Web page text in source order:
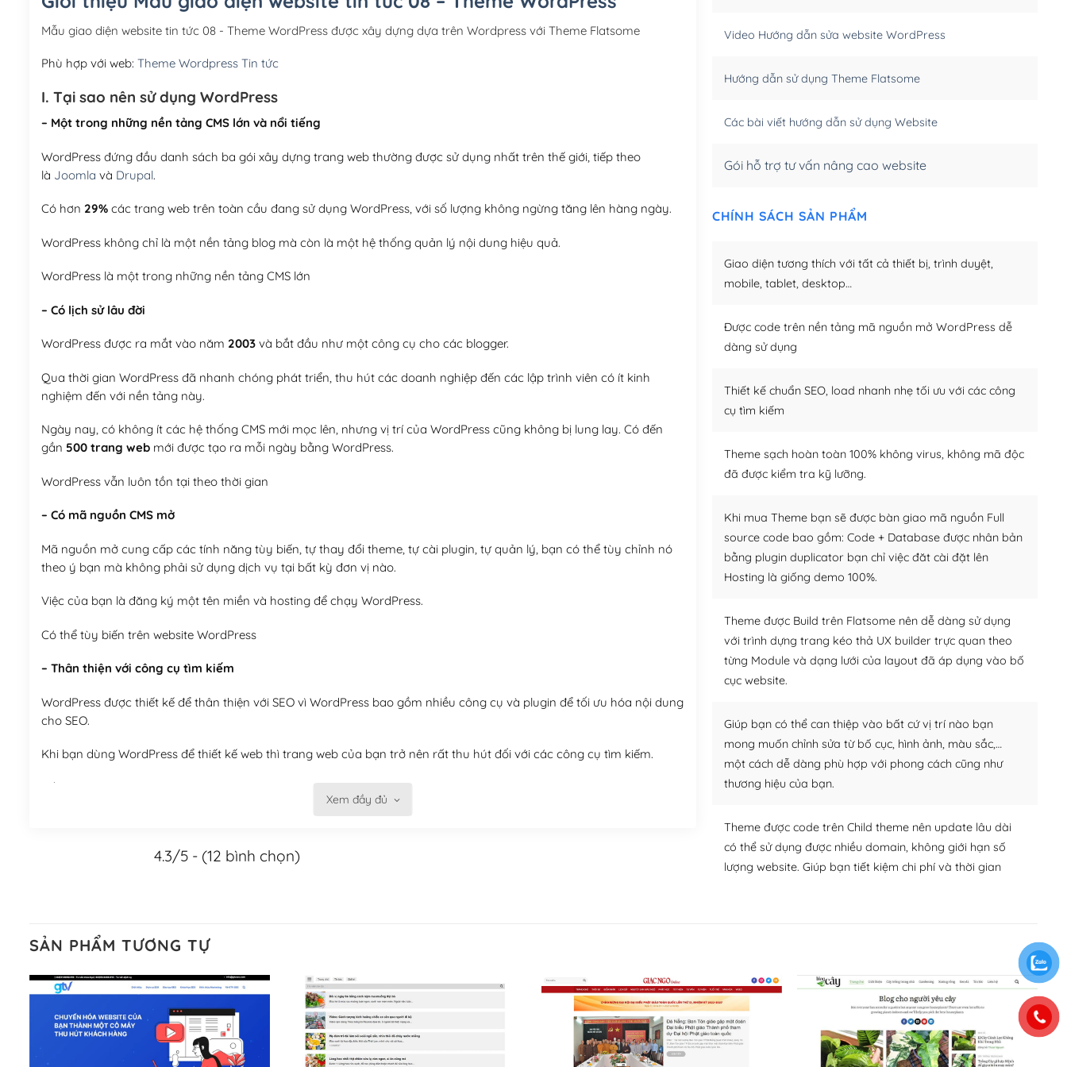
Hosting 3GB SSD (1 năm)
(+950,000₫)
Mẫu giao diện website tin tức 08 - Theme WordPress được xây dựng dựa trên Wordpress với Theme Flatsome
Phù hợp với web: Theme Wordpress Tin tức
I. Tại sao nên sử dụng WordPress
– Một trong những nền tảng CMS lớn và nổi tiếng
WordPress đứng đầu danh sách ba gói xây dựng trang web thường được sử dụng nhất trên thế giới, tiếp theo
là Joomla và Drupal.
Có hơn 29%các trang web trên toàn cầu đang sử dụng WordPress, với số lượng không ngừng tăng lên hàng ngày.
WordPress không chỉ là một nền tảng blog mà còn là một hệ thống quản lý nội dung hiệu quả.
WordPress là một trong những nền tảng CMS lớn
– Có lịch sử lâu đời
WordPress được ra mắt vào năm 2003và bắt đầu như một công cụ cho các blogger.
Qua thời gian WordPress đã nhanh chóng phát triển, thu hút các doanh nghiệp đến các lập trình viên có ít kinh
nghiệm đến với nền tảng này.
Ngày nay, có không ít các hệ thống CMS mới mọc lên, nhưng vị trí của WordPress cũng không bị lung lay. Có đến
gần 500 trang webmới được tạo ra mỗi ngày bằng WordPress.
WordPress vẫn luôn tồn tại theo thời gian
– Có mã nguồn CMS mở
Mã nguồn mở cung cấp các tính năng tùy biến, tự thay đổi theme, tự cài plugin, tự quản lý, bạn có thể tùy chỉnh nó
theo ý bạn mà không phải sử dụng dịch vụ tại bất kỳ đơn vị nào.
Việc của bạn là đăng ký một tên miền và hosting để chạy WordPress.
Có thể tùy biến trên website WordPress
– Thân thiện với công cụ tìm kiếm
WordPress được thiết kế để thân thiện với SEO vì WordPress bao gồm nhiều công cụ và plugin để tối ưu hóa nội dung
cho SEO.
Khi bạn dùng WordPress để thiết kế web thì trang web của bạn trở nên rất thu hút đối với các công cụ tìm kiếm.
Tối ưu hóa công cụ tìm kiếm
Khi bạn sử dụng WordPress, thì vấn đề giao diện của bạn trở nên dễ dàng và nhanh chóng. Với kho Theme
– Sở hữu một cộng đồng lớn, sẵn sàng hỗ trợ
WordPress là nơi lưu trữ cho một diễn đàn cộng đồng khổng lồ được kiểm duyệt bởi các nhân viên và những người
cuồng tín WordPress.
Xem đầy đủ
4.3/5 - (12 bình chọn)
Video Hướng dẫn sửa website WordPress
Hướng dẫn sử dụng Theme Flatsome
Các bài viết hướng dẫn sử dụng Website
Gói hỗ trợ tư vấn nâng cao website
CHÍNH SÁCH SẢN PHẨM
Giao diện tương thích với tất cả thiết bị, trình duyệt,
mobile, tablet, desktop…
Được code trên nền tảng mã nguồn mở WordPress dễ
dàng sử dụng
Thiết kế chuẩn SEO, load nhanh nhẹ tối ưu với các công
cụ tìm kiếm
Theme sạch hoàn toàn 100% không virus, không mã độc
đã được kiểm tra kỹ lưỡng.
Khi mua Theme bạn sẽ được bàn giao mã nguồn Full
source code bao gồm: Code + Database được nhân bản
bằng plugin duplicator bạn chỉ việc đăt cài đặt lên
Hosting là giống demo 100%.
Theme được Build trên Flatsome nên dễ dàng sử dụng
với trình dựng trang kéo thả UX builder trực quan theo
từng Module và dạng lưới của layout đã áp dụng vào bố
cục website.
Giúp bạn có thể can thiệp vào bất cứ vị trí nào bạn
mong muốn chỉnh sửa từ bố cục, hình ảnh, màu sắc,…
một cách dễ dàng phù hợp với phong cách cũng như
thương hiệu của bạn.
Theme được code trên Child theme nên update lâu dài
có thể sử dụng được nhiều domain, không giới hạn số
lượng website. Giúp bạn tiết kiệm chi phí và thời gian
SẢN PHẨM TƯƠNG TỰ